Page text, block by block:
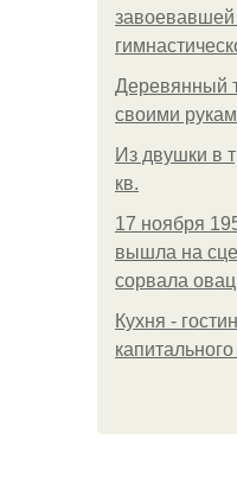
завоевавшей
Деревянный
своими
Из двушки в
кв.
17 ноября
вышла на
сорвала
Кухня -